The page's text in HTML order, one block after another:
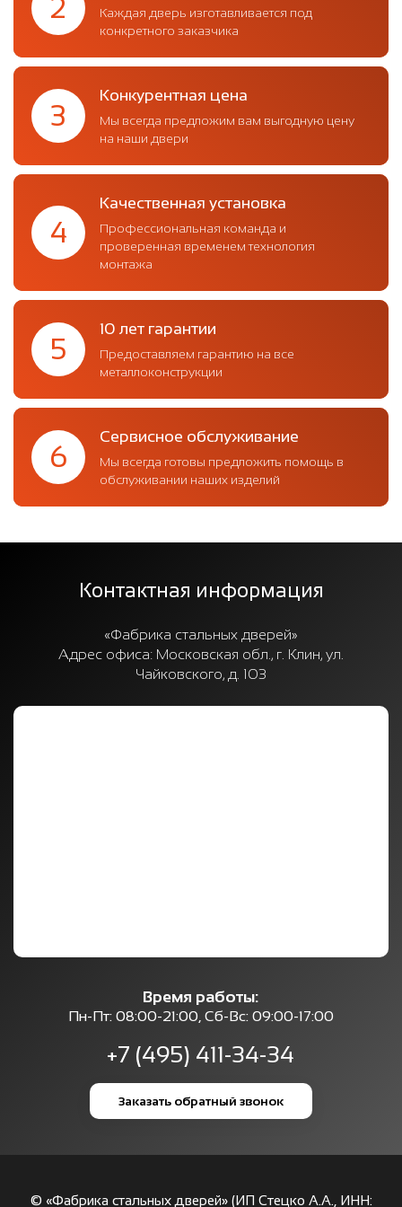
2
Каждая дверь изготавливается под
конкретного заказчика
3
Конкурентная цена
Мы всегда предложим вам выгодную цену
на наши двери
4
Качественная установка
Профессиональная команда и
проверенная временем технология
монтажа
5
10 лет гарантии
Предоставляем гарантию на все
металлоконструкции
6
Сервисное обслуживание
Мы всегда готовы предложить помощь в
обслуживании наших изделий
Контактная информация
«Фабрика стальных дверей»
Адрес офиса: Московская обл., г. Клин, ул.
Чайковского, д. 103
Время работы:
Пн-Пт: 08:00-21:00, Сб-Вс: 09:00-17:00
+7 (495) 411-34-34
Заказать обратный звонок
© «Фабрика стальных дверей» (ИП Стецко А.А., ИНН: